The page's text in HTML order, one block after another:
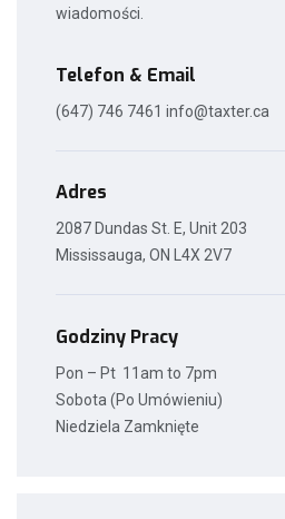
wiadomości.
Telefon & Email
(647) 746 7461 info@taxter.ca
Adres
2087 Dundas St. E, Unit 203
Mississauga, ON L4X 2V7
Godziny Pracy
Pon – Pt 11am to 7pm
Sobota (Po Umówieniu)
Niedziela Zamknięte